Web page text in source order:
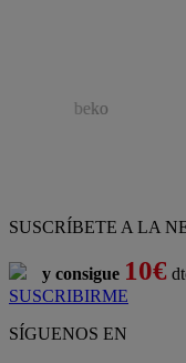
SUSCRÍBETE A LA
y consigue 10€
SUSCRIBIRME
SÍGUENOS EN